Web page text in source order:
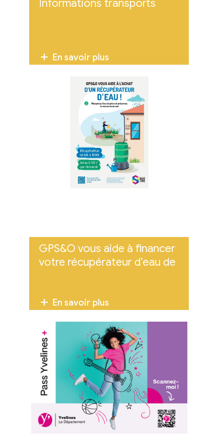
Informations transports
En savoir plus
GPS&O vous aide à financer
votre récupérateur d’eau de
En savoir plus